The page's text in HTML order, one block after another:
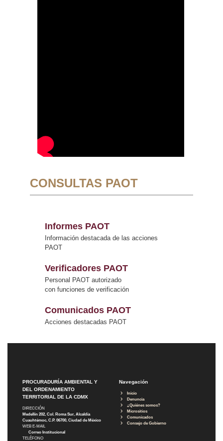
CONSULTAS PAOT
Informes PAOT
Información destacada de las acciones
PAOT
Verificadores PAOT
Personal PAOT autorizado
con funciones de verificación
Comunicados PAOT
Acciones destacadas PAOT
PROCURADURÍA AMBIENTAL Y
DEL ORDENAMIENTO
TERRITORIAL DE LA CDMX
DIRECCIÓN
Medellín 202, Col. Roma Sur, Alcaldía
Cuauhtémoc, C.P. 06700, Ciudad de México
WEB E-MAIL
Correo Institucional
TELÉFONO
Navegación
Inicio
Denuncia
¿Quiénes somos?
Micrositios
Comunicados
Consejo de Gobierno